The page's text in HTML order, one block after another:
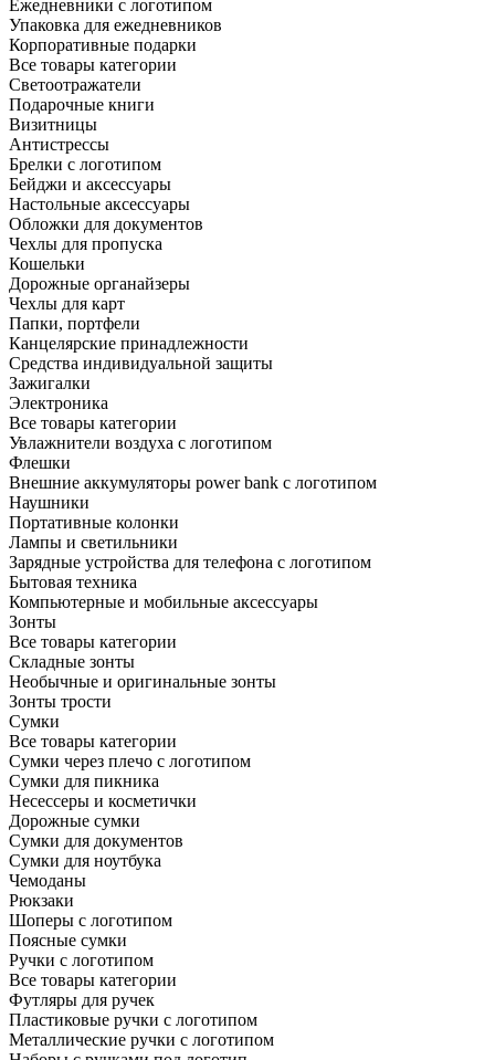
Ежедневники с логотипом
Упаковка для ежедневников
Корпоративные подарки
Все товары категории
Светоотражатели
Подарочные книги
Визитницы
Антистрессы
Брелки с логотипом
Бейджи и аксессуары
Настольные аксессуары
Обложки для документов
Чехлы для пропуска
Кошельки
Дорожные органайзеры
Чехлы для карт
Папки, портфели
Канцелярские принадлежности
Средства индивидуальной защиты
Зажигалки
Электроника
Все товары категории
Увлажнители воздуха с логотипом
Флешки
Внешние аккумуляторы power bank с логотипом
Наушники
Портативные колонки
Лампы и светильники
Зарядные устройства для телефона с логотипом
Бытовая техника
Компьютерные и мобильные аксессуары
Зонты
Все товары категории
Складные зонты
Необычные и оригинальные зонты
Зонты трости
Сумки
Все товары категории
Сумки через плечо с логотипом
Сумки для пикника
Несессеры и косметички
Дорожные сумки
Сумки для документов
Сумки для ноутбука
Чемоданы
Рюкзаки
Шоперы с логотипом
Поясные сумки
Ручки с логотипом
Все товары категории
Футляры для ручек
Пластиковые ручки с логотипом
Металлические ручки с логотипом